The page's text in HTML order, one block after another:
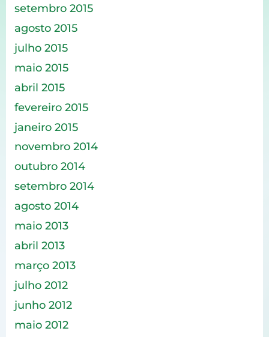
setembro 2015
agosto 2015
julho 2015
maio 2015
abril 2015
fevereiro 2015
janeiro 2015
novembro 2014
outubro 2014
setembro 2014
agosto 2014
maio 2013
abril 2013
março 2013
julho 2012
junho 2012
maio 2012